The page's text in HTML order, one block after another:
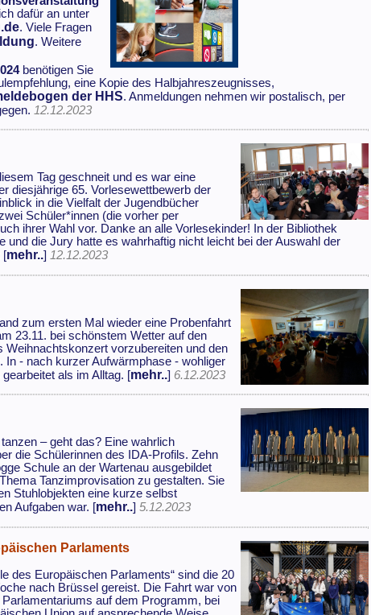
dafür an unter
. Viele Fragen
. Weitere
benötigen Sie
eine Kopie des Halbjahreszeugnisses,
der HHS. Anmeldungen nehmen wir postalisch, per
12.12.2023
Tag geschneit und es war eine
diesjährige 65. Vorlesewettbewerb der
in die Vielfalt der Jugendbücher
Schüler*innen (die vorher per
ihrer Wahl vor. Danke an alle Vorlesekinder! In der Bibliothek
die Jury hatte es wahrhaftig nicht leicht bei der Auswahl der
[mehr..] 12.12.2023
zum ersten Mal wieder eine Probenfahrt
23.11. bei schönstem Wetter auf den
vorzubereiten und den
In - nach kurzer Aufwärmphase - wohliger
als im Alltag. [mehr..] 6.12.2023
– geht das? Eine wahrlich
die Schülerinnen des IDA-Profils. Zehn
Schule an der Wartenau ausgebildet
Tanzimprovisation zu gestalten. Sie
Stuhlobjekten eine kurze selbst
Aufgaben war. [mehr..]5.12.2023
Parlaments
des Europäischen Parlaments“ sind die 20
nach Brüssel gereist. Die Fahrt war von
auf dem Programm, bei